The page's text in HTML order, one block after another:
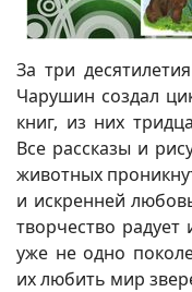
За три
Чарушин создал
книг, из них
Все рассказы и
животных
и искренней
творчество
уже не одно
их любить мир